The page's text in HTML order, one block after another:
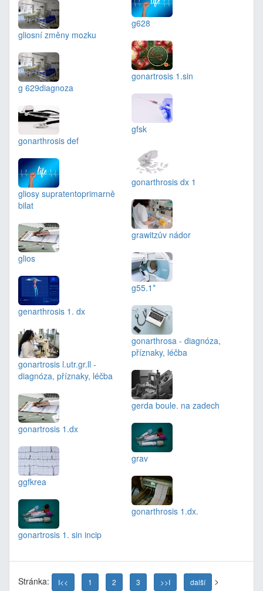
gliosní změny mozku
g 629diagnoza
gonarthrosis def
gliosy supratentoprimarně
bilat
glios
genarthrosis 1. dx
gonartrosis l.utr.gr.ll -
diagnóza, příznaky, léčba
gonartrosis 1.dx
ggfkrea
gonartrosis 1. sin incip
g628
gonartrosis 1.sin
gfsk
gonarthrosis dx 1
grawitzův nádor
g55.1*
gonarthrosa - diagnóza,
příznaky, léčba
gerda boule. na zadech
grav
gonarthrosis 1.dx.
Stránka: I<< 1 2 3 >>I další >